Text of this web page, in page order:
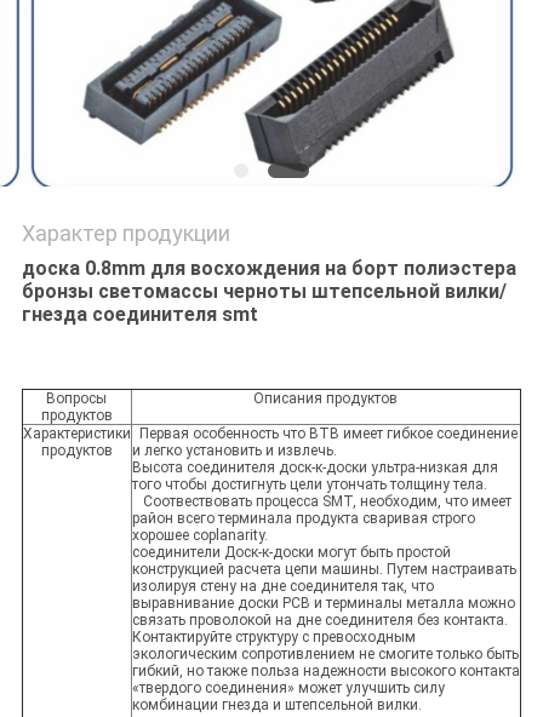
Характер продукции
доска 0.8mm для восхождения на борт полиэстера
бронзы светомассы черноты штепсельной вилки/
гнезда соединителя smt
Вопросы
продуктов
Описания продуктов
Характеристики
продуктов
Первая особенность что BTB имеет гибкое соединение
и легко установить и извлечь.
Высота соединителя доск-к-доски ультра-низкая для
того чтобы достигнуть цели утончать толщину тела.
Соотвествовать процесса SMT, необходим, что имеет
район всего терминала продукта сваривая строго
хорошее coplanarity.
соединители Доск-к-доски могут быть простой
конструкцией расчета цепи машины. Путем настраивать
изолируя стену на дне соединителя так, что
выравнивание доски PCB и терминалы металла можно
связать проволокой на дне соединителя без контакта.
Контактируйте структуру с превосходным
экологическим сопротивлением не смогите только быть
гибкий, но также польза надежности высокого контакта
«твердого соединения» может улучшить силу
комбинации гнезда и штепсельной вилки.